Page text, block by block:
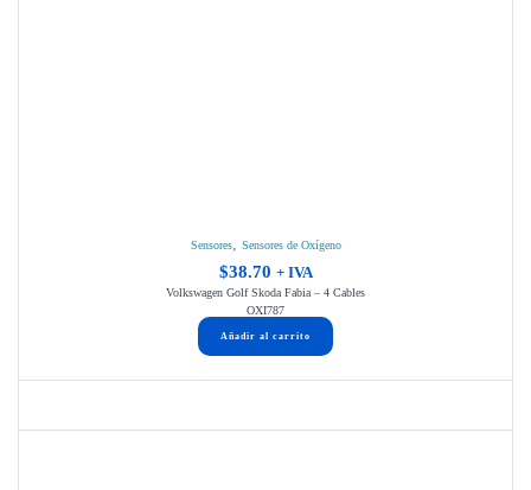
Sensores, Sensores de Oxígeno
$38.70 + IVA
Volkswagen Golf Skoda Fabia – 4 Cables
OXI787
Añadir al carrito